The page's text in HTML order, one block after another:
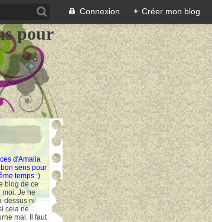
Connexion + Créer mon blog
pour
blog de ce
moi. Je ne
dessus ni
cela ne
mal. Il faut